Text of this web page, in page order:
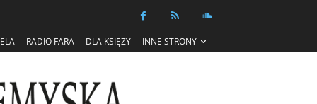
RADIO FARA DLA KSIĘŻY INNE STRONY